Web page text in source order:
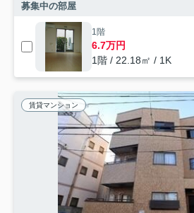
募集中の部屋
1階
6.7万円
1階 / 22.18㎡ / 1K
賃貸マンション